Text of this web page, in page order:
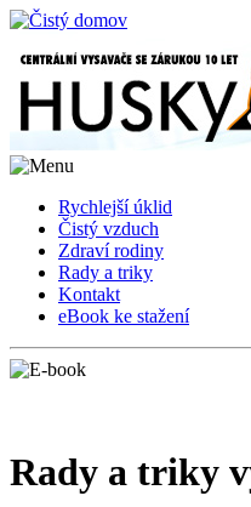
Rychlejší úklid
Čistý vzduch
Zdraví rodiny
Rady a triky
Kontakt
eBook ke stažení
Rady a triky